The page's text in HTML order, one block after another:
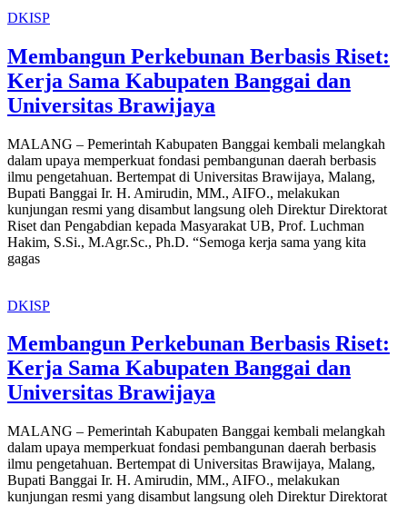
DKISP
Membangun Perkebunan Berbasis Riset:
Kerja Sama Kabupaten Banggai dan
Universitas Brawijaya
MALANG – Pemerintah Kabupaten Banggai kembali melangkah
dalam upaya memperkuat fondasi pembangunan daerah berbasis
ilmu pengetahuan. Bertempat di Universitas Brawijaya, Malang,
Bupati Banggai Ir. H. Amirudin, MM., AIFO., melakukan
kunjungan resmi yang disambut langsung oleh Direktur Direktorat
Riset dan Pengabdian kepada Masyarakat UB, Prof. Luchman
Hakim, S.Si., M.Agr.Sc., Ph.D. “Semoga kerja sama yang kita
gagas
DKISP
Membangun Perkebunan Berbasis Riset:
Kerja Sama Kabupaten Banggai dan
Universitas Brawijaya
MALANG – Pemerintah Kabupaten Banggai kembali melangkah
dalam upaya memperkuat fondasi pembangunan daerah berbasis
ilmu pengetahuan. Bertempat di Universitas Brawijaya, Malang,
Bupati Banggai Ir. H. Amirudin, MM., AIFO., melakukan
kunjungan resmi yang disambut langsung oleh Direktur Direktorat